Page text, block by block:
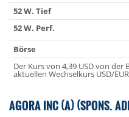
52 W. Tief
52 W. Perf.
Börse
Der Kurs von 4,39 USD von der
aktuellen Wechselkurs USD/
AGORA INC (A) (SPONS.